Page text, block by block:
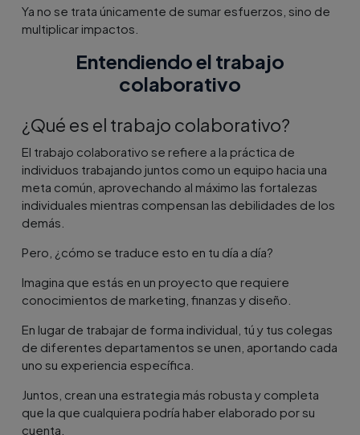
Ya no se trata únicamente de sumar esfuerzos, sino de
multiplicar impactos.
Entendiendo el trabajo
colaborativo
¿Qué es el trabajo colaborativo?
El trabajo colaborativo se refiere a la práctica de
individuos trabajando juntos como un equipo hacia una
meta común, aprovechando al máximo las fortalezas
individuales mientras compensan las debilidades de los
demás.
Pero, ¿cómo se traduce esto en tu día a día?
Imagina que estás en un proyecto que requiere
conocimientos de marketing, finanzas y diseño.
En lugar de trabajar de forma individual, tú y tus colegas
de diferentes departamentos se unen, aportando cada
uno su experiencia específica.
Juntos, crean una estrategia más robusta y completa
que la que cualquiera podría haber elaborado por su
cuenta.